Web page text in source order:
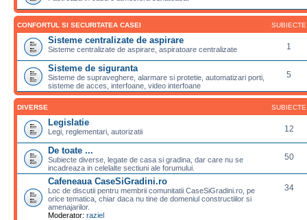
CONFORTUL SI SECURITATEA CASEI SUBIECTE
Sisteme centralizate de aspirare
Sisteme centralizate de aspirare, aspiratoare centralizate 1
Sisteme de siguranta
Sisteme de supraveghere, alarmare si protetie, automatizari porti,
sisteme de acces, interfoane, video interfoane
5
DIVERSE SUBIECTE
Legislatie
Legi, reglementari, autorizatii 12
De toate ...
Subiecte diverse, legate de casa si gradina, dar care nu se
incadreaza in celelalte sectiuni ale forumului.
50
Cafeneaua CaseSiGradini.ro
Loc de discutii pentru membrii comunitatii CaseSiGradini.ro, pe
orice tematica, chiar daca nu tine de domeniul constructiilor si
amenajarilor.
Moderator: raziel
34